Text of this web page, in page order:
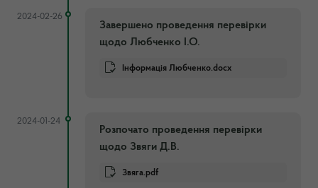
2024-02-26
Завершено проведення перевірки
щодо Любченко І.О.
Інформація Любченко.docx
2024-01-24
Розпочато проведення перевірки
щодо Звяги Д.В.
Звяга.pdf